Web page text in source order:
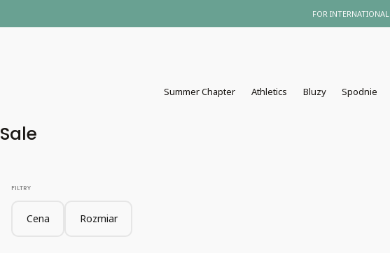
FOR
Summer Chapter Athletics Bluzy Spodnie
Sale
FILTRY
Cena Rozmiar